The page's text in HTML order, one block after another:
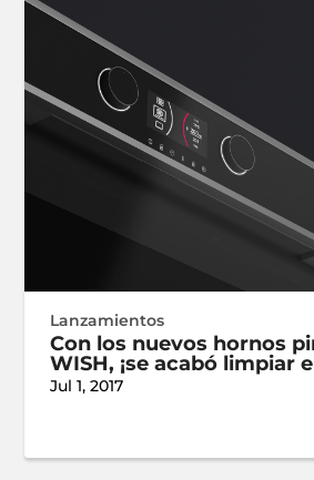
Lanzamientos
Con los nuevos hornos
WISH, ¡se acabó limpiar
Jul 1, 2017